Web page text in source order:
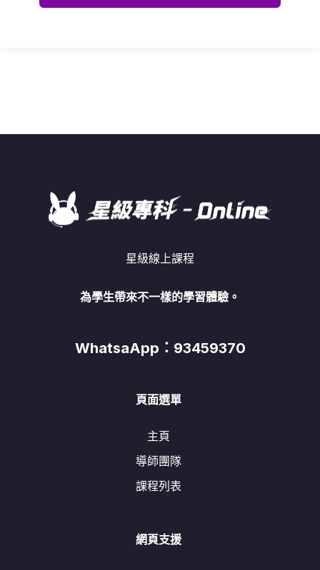
星級線上課程
為學生帶來不一樣的學習體驗。
WhatsaApp：93459370
頁面選單
主頁
導師團隊
課程列表
網頁支援